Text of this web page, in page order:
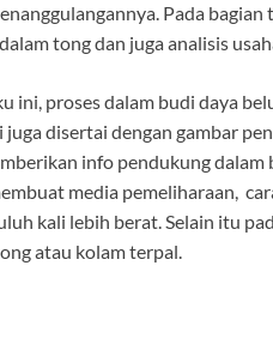
Pada
tong dan juga analisis
ini, proses dalam budi daya
disertai dengan gambar
info pendukung
media pemeliharaan,
kali lebih berat. Selain itu
atau kolam terpal.